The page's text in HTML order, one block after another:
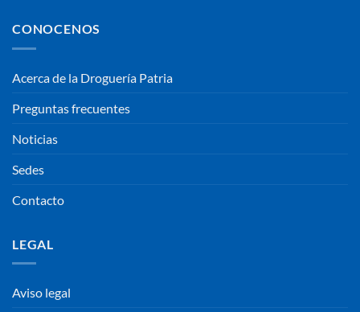
CONOCENOS
Acerca de la Droguería Patria
Preguntas frecuentes
Noticias
Sedes
Contacto
LEGAL
Aviso legal